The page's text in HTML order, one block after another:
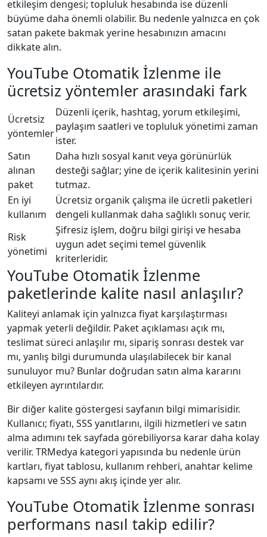
etkileşim dengesi; topluluk hesabında ise düzenli
büyüme daha önemli olabilir. Bu nedenle yalnızca en çok
satan pakete bakmak yerine hesabınızın amacını
dikkate alın.
YouTube Otomatik İzlenme ile
ücretsiz yöntemler arasındaki fark
Ücretsiz
yöntemler
Düzenli içerik, hashtag, yorum etkileşimi,
paylaşım saatleri ve topluluk yönetimi zaman
ister.
Satın
alınan
paket
Daha hızlı sosyal kanıt veya görünürlük
desteği sağlar; yine de içerik kalitesinin yerini
tutmaz.
En iyi
kullanım
Ücretsiz organik çalışma ile ücretli paketleri
dengeli kullanmak daha sağlıklı sonuç verir.
Risk
yönetimi
Şifresiz işlem, doğru bilgi girişi ve hesaba
uygun adet seçimi temel güvenlik
kriterleridir.
YouTube Otomatik İzlenme
paketlerinde kalite nasıl anlaşılır?
Kaliteyi anlamak için yalnızca fiyat karşılaştırması
yapmak yeterli değildir. Paket açıklaması açık mı,
teslimat süreci anlaşılır mı, sipariş sonrası destek var
mı, yanlış bilgi durumunda ulaşılabilecek bir kanal
sunuluyor mu? Bunlar doğrudan satın alma kararını
etkileyen ayrıntılardır.
Bir diğer kalite göstergesi sayfanın bilgi mimarisidir.
Kullanıcı; fiyatı, SSS yanıtlarını, ilgili hizmetleri ve satın
alma adımını tek sayfada görebiliyorsa karar daha kolay
verilir. TRMedya kategori yapısında bu nedenle ürün
kartları, fiyat tablosu, kullanım rehberi, anahtar kelime
kapsamı ve SSS aynı akış içinde yer alır.
YouTube Otomatik İzlenme sonrası
performans nasıl takip edilir?